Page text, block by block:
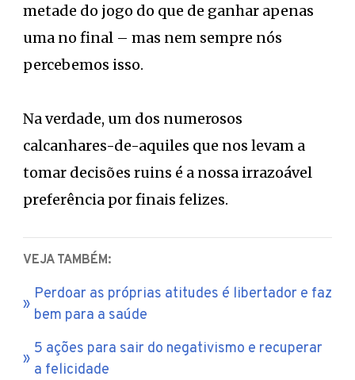
metade do jogo do que de ganhar apenas
uma no final – mas nem sempre nós
percebemos isso.
Na verdade, um dos numerosos
calcanhares-de-aquiles que nos levam a
tomar decisões ruins é a nossa irrazoável
preferência por finais felizes.
VEJA TAMBÉM:
Perdoar as próprias atitudes é libertador e faz
bem para a saúde
5 ações para sair do negativismo e recuperar
a felicidade